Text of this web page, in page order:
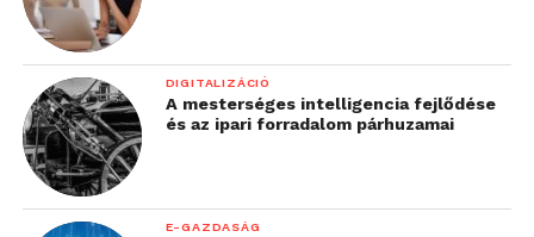
DIGITALIZÁCIÓ
A mesterséges intelligencia fejlődése
és az ipari forradalom párhuzamai
E-GAZDASÁG